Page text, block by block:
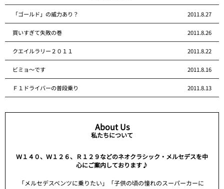
「ゴールド」の威力あり？ 2011.8.27
買いすぎて失敗の巻 2011.8.26
クエイルラリー２０１１ 2011.8.22
ビミョ～です 2011.8.16
Ｆ１ドライバーの普段乗り 2011.8.13
About Us
私たちについて
Ｗ１４０、Ｗ１２６、Ｒ１２９などのネオクラシック・メルセデスを中
心にご案内しております♪
「メルセデスベンツに乗りたい」「子供の頃の憧れのスーパーカーに